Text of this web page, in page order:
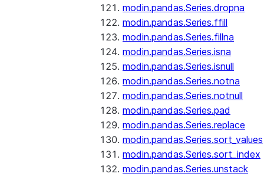
modin.pandas.Series.dropna
modin.pandas.Series.ffill
modin.pandas.Series.fillna
modin.pandas.Series.isna
modin.pandas.Series.isnull
modin.pandas.Series.notna
modin.pandas.Series.notnull
modin.pandas.Series.pad
modin.pandas.Series.replace
modin.pandas.Series.sort_values
modin.pandas.Series.sort_index
modin.pandas.Series.unstack